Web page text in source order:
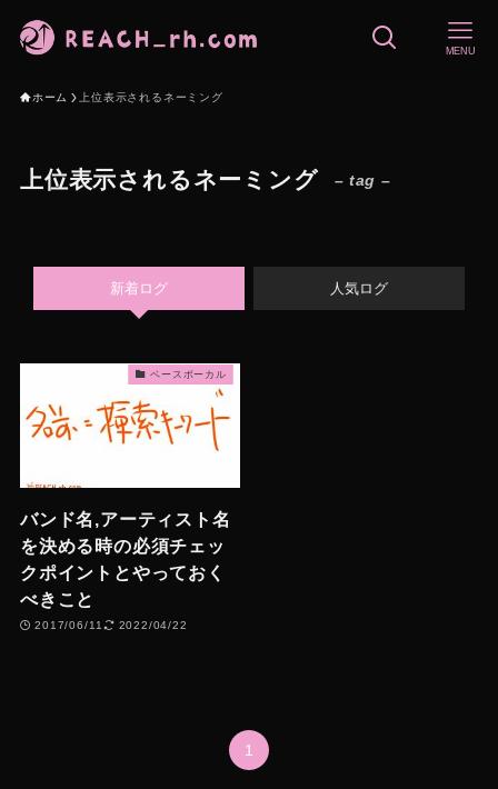
MENU
ホーム 上位表示されるネーミング
上位表示されるネーミング – tag –
新着ログ 人気ログ
ベースボーカル
バンド名,アーティスト名
を決める時の必須チェッ
クポイントとやっておく
べきこと
2017/06/11 2022/04/22
1